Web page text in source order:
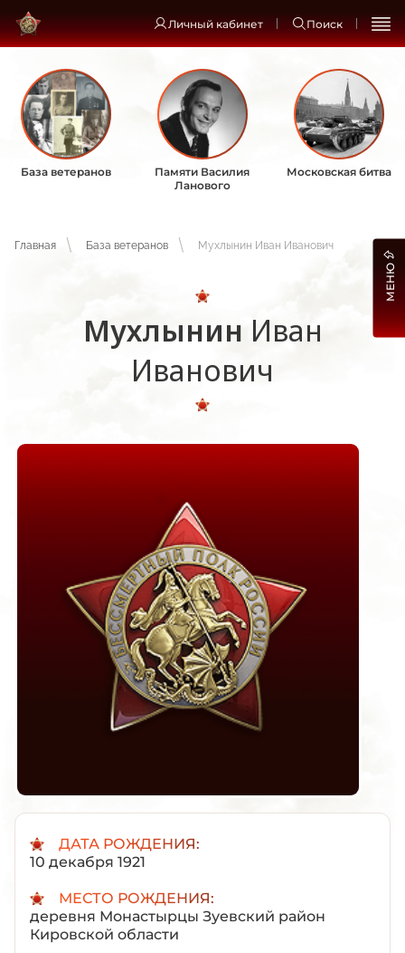
Личный кабинет Поиск
База ветеранов
Памяти Василия
Ланового
Московская битва
Главная База ветеранов Мухлынин Иван Иванович
Мухлынин Иван
Иванович
ДАТА РОЖДЕНИЯ:
10 декабря 1921
МЕСТО РОЖДЕНИЯ:
деревня Монастырцы Зуевский район
Кировской области
МЕНЮ